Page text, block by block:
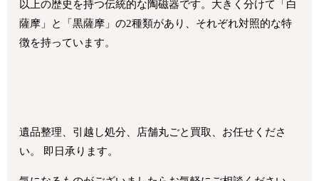
以上の歴史を持つ伝統的な陶磁器です。大きく分けて「白
薩摩」と「黒薩摩」の2種類があり、それぞれ対照的な特
徴を持っています。
遺品整理、引越し処分、店舗丸ごと買取、お任せくださ
い。 即日承ります。